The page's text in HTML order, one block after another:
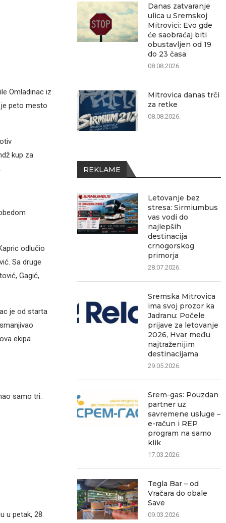
Omladinac iz
peto mesto
kup za
odlučio
Sa druge
Gagić,
je od starta
ekipa
samo tri.
u petak, 28.
Danas zatvaranje
ulica u Sremskoj
Mitrovici: Evo gde
će saobraćaj biti
obustavljen od 19
do 23 časa
08.08.2026.
Mitrovica danas trči
za retke
08.08.2026.
REKLAME
Letovanje bez
stresa: Sirmiumbus
vas vodi do
najlepših
destinacija
crnogorskog
primorja
28.07.2026.
Sremska Mitrovica
ima svoj prozor ka
Jadranu: Počele
prijave za letovanje
2026, Hvar među
najtraženijim
destinacijama
29.05.2026.
Srem-gas: Pouzdan
partner uz
savremene usluge –
e-račun i REP
program na samo
klik
17.03.2026.
Tegla Bar – od
Vračara do obale
Save
09.03.2026.